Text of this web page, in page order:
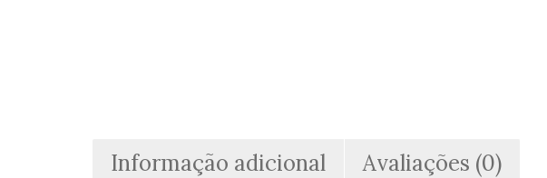
Informação adicional Avaliações (0)